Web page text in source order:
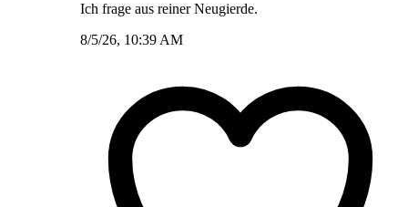
Ich frage aus reiner Neugierde.
8/5/26, 10:39 AM